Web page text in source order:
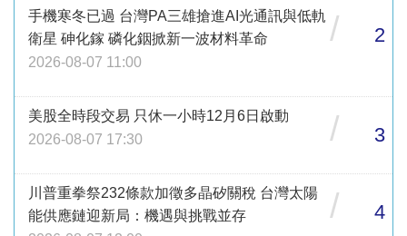
手機寒冬已過 台灣PA三雄搶進AI光通訊與低軌
衛星 砷化鎵 磷化銦掀新一波材料革命
2026-08-07 11:00
/ 2
美股全時段交易 只休一小時12月6日啟動
2026-08-07 17:30
/ 3
川普重拳祭232條款加徵多晶矽關稅 台灣太陽
能供應鏈迎新局：機遇與挑戰並存
/ 4